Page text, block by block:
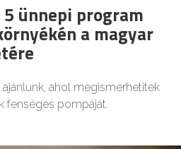
ünnepi program
a magyar
ahol megismerhetitek
fenséges pompáját.